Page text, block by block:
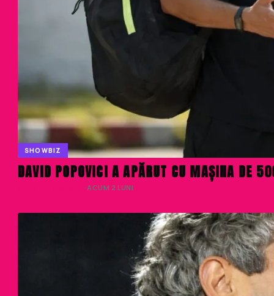
SHOWBIZ
DAVID POPOVICI A APĂRUT CU MAȘINA DE
· ACUM 2 LUNI